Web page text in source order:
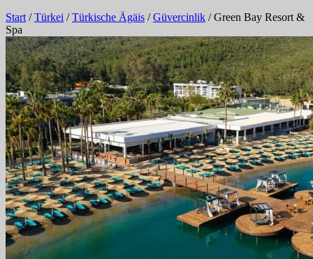
Start /Türkei /Türkische Ägäis /Güvercinlik /Green Bay Resort &
Spa